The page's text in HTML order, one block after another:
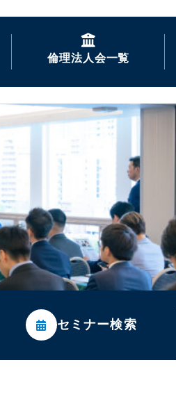
倫理法人会一覧
セミナー検索